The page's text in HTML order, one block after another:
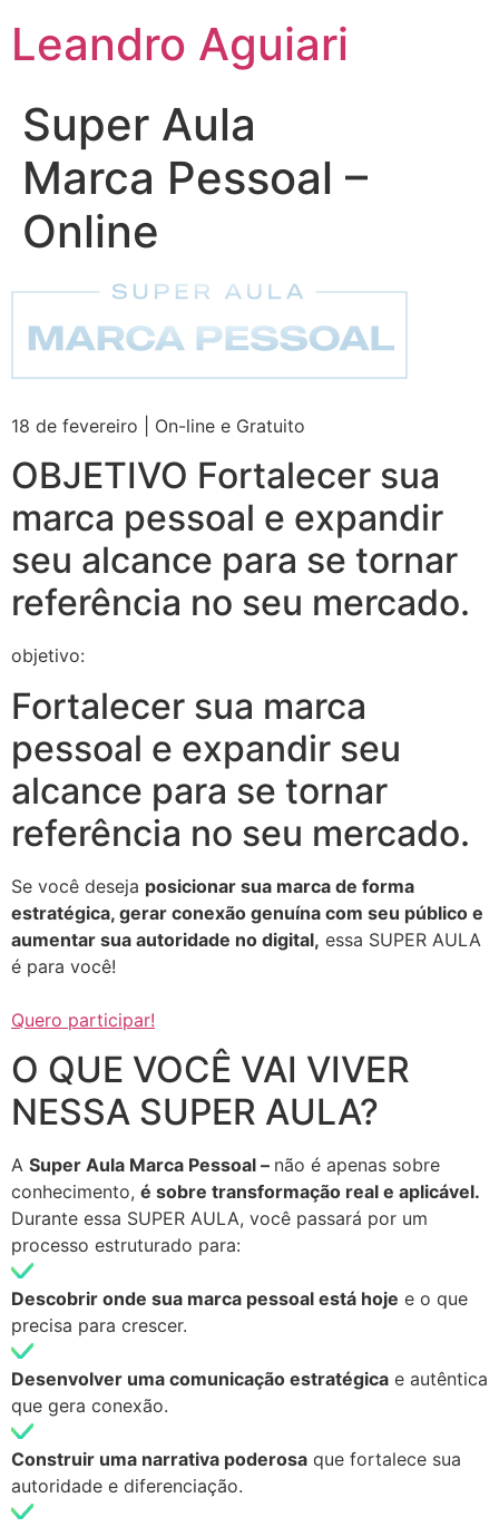
Leandro Aguiari
Super Aula
Marca Pessoal –
Online
18 de fevereiro | On-line e Gratuito
OBJETIVO Fortalecer sua
marca pessoal e expandir
seu alcance para se tornar
referência no seu mercado.
objetivo:
Fortalecer sua marca
pessoal e expandir seu
alcance para se tornar
referência no seu mercado.
Se você deseja posicionar sua marca de forma
estratégica, gerar conexão genuína com seu público e
aumentar sua autoridade no digital, essa SUPER AULA
é para você!
Quero participar!
O QUE VOCÊ VAI VIVER
NESSA SUPER AULA?
A Super Aula Marca Pessoal – não é apenas sobre
conhecimento, é sobre transformação real e aplicável.
Durante essa SUPER AULA, você passará por um
processo estruturado para:
Descobrir onde sua marca pessoal está hoje e o que
precisa para crescer.
Desenvolver uma comunicação estratégica e autêntica
que gera conexão.
Construir uma narrativa poderosa que fortalece sua
autoridade e diferenciação.